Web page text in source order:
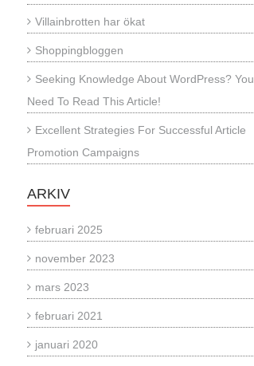
Villainbrotten har ökat
Shoppingbloggen
Seeking Knowledge About WordPress? You
Need To Read This Article!
Excellent Strategies For Successful Article
Promotion Campaigns
ARKIV
februari 2025
november 2023
mars 2023
februari 2021
januari 2020